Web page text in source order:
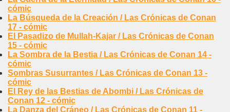
cómic
La Búsqueda de la Creación / Las Crónicas de Conan
17 - cómic
El Pasadizo de Mullah-Kajar / Las Crónicas de Conan
15 - cómic
La Sombra de la Bestia / Las Crónicas de Conan 14 -
cómic
Sombras Susurrantes / Las Crónicas de Conan 13 -
cómic
El Rey de las Bestias de Abombi / Las Crónicas de
Conan 12 - cómic
La Danza del Cráneo / Las Crónicas de Conan 11 -